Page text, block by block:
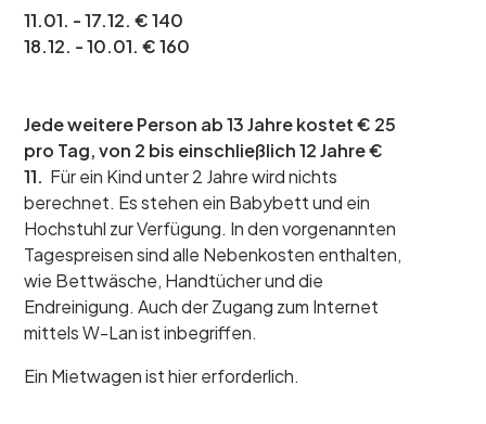
11.01. - 17.12. € 140
18.12. - 10.01. € 160
Jede weitere Person ab 13 Jahre kostet € 25
pro Tag, von 2 bis einschließlich 12 Jahre €
11. Für ein Kind unter 2 Jahre wird nichts
berechnet. Es stehen ein Babybett und ein
Hochstuhl zur Verfügung. In den vorgenannten
Tagespreisen sind alle Nebenkosten enthalten,
wie Bettwäsche, Handtücher und die
Endreinigung. Auch der Zugang zum Internet
mittels W-Lan ist inbegriffen.
Ein Mietwagen ist hier erforderlich.